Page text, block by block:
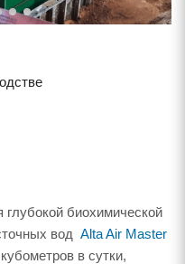
биохимической
вод Alta Air Master
в сутки,